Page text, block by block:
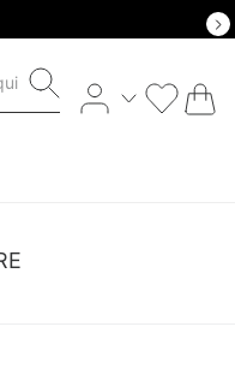
aqui